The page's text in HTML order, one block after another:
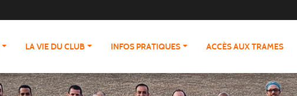
LA VIE DU CLUB INFOS PRATIQUES ACCÈS AUX TRAMES